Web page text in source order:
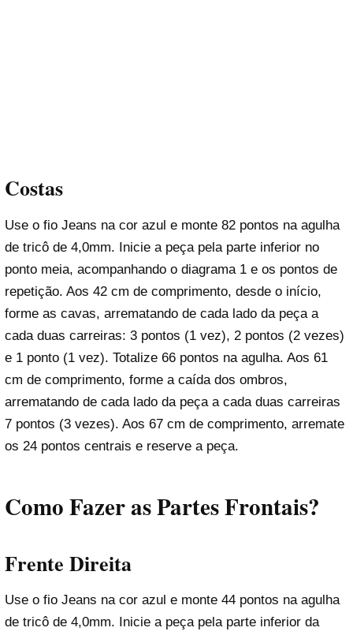
Costas
Use o fio Jeans na cor azul e monte 82 pontos na agulha
de tricô de 4,0mm. Inicie a peça pela parte inferior no
ponto meia, acompanhando o diagrama 1 e os pontos de
repetição. Aos 42 cm de comprimento, desde o início,
forme as cavas, arrematando de cada lado da peça a
cada duas carreiras: 3 pontos (1 vez), 2 pontos (2 vezes)
e 1 ponto (1 vez). Totalize 66 pontos na agulha. Aos 61
cm de comprimento, forme a caída dos ombros,
arrematando de cada lado da peça a cada duas carreiras
7 pontos (3 vezes). Aos 67 cm de comprimento, arremate
os 24 pontos centrais e reserve a peça.
Como Fazer as Partes Frontais?
Frente Direita
Use o fio Jeans na cor azul e monte 44 pontos na agulha
de tricô de 4,0mm. Inicie a peça pela parte inferior da